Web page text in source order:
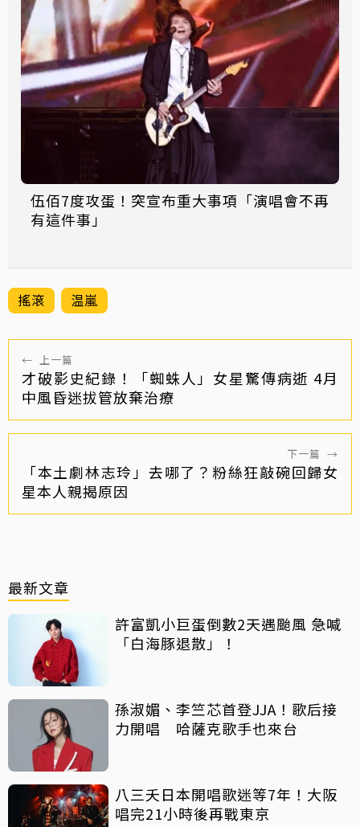
伍佰7度攻蛋！突宣布重大事項「演唱會不再
有這件事」
搖滾 温嵐
← 上一篇
才破影史紀錄！「蜘蛛人」女星驚傳病逝 4月
中風昏迷拔管放棄治療
下一篇 →
「本土劇林志玲」去哪了？粉絲狂敲碗回歸女
星本人親揭原因
最新文章
許富凱小巨蛋倒數2天遇颱風 急喊
「白海豚退散」！
孫淑媚、李竺芯首登JJA！歌后接
力開唱 哈薩克歌手也來台
八三夭日本開唱歌迷等7年！大阪
唱完21小時後再戰東京